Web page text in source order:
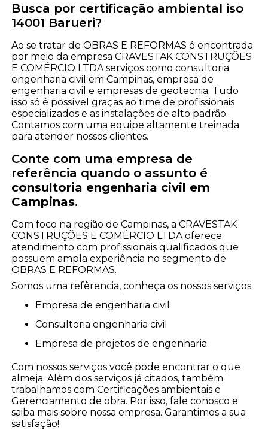
Busca por certificação ambiental iso
14001 Barueri?
Ao se tratar de OBRAS E REFORMAS é encontrada
por meio da empresa CRAVESTAK CONSTRUÇÕES
E COMÉRCIO LTDA serviços como consultoria
engenharia civil em Campinas, empresa de
engenharia civil e empresas de geotecnia. Tudo
isso só é possível graças ao time de profissionais
especializados e as instalações de alto padrão.
Contamos com uma equipe altamente treinada
para atender nossos clientes.
Conte com uma empresa de
referência quando o assunto é
consultoria engenharia civil em
Campinas.
Com foco na região de Campinas, a CRAVESTAK
CONSTRUÇÕES E COMÉRCIO LTDA oferece
atendimento com profissionais qualificados que
possuem ampla experiência no segmento de
OBRAS E REFORMAS.
Somos uma refêrencia, conheça os nossos serviços:
empresa de engenharia civil
consultoria engenharia civil
empresa de projetos de engenharia
Com nossos serviços você pode encontrar o que
almeja. Além dos serviços já citados, também
trabalhamos com Certificações ambientais e
Gerenciamento de obra. Por isso, fale conosco e
saiba mais sobre nossa empresa. Garantimos a sua
satisfação!